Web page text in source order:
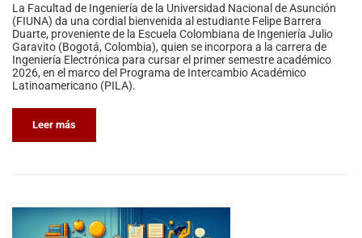
La Facultad de Ingeniería de la Universidad Nacional de Asunción
(FIUNA) da una cordial bienvenida al estudiante Felipe Barrera
Duarte, proveniente de la Escuela Colombiana de Ingeniería Julio
Garavito (Bogotá, Colombia), quien se incorpora a la carrera de
Ingeniería Electrónica para cursar el primer semestre académico
2026, en el marco del Programa de Intercambio Académico
Latinoamericano (PILA).
Leer más